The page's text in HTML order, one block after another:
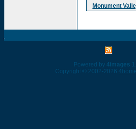
Monument
Powered by 4images
Copyright © 2002-2026